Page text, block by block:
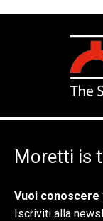
Moretti is
Vuoi
Iscriviti alla